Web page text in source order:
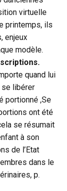
virtuelle
printemps, ils
enjeux
modèle.
quand lui
se libérer
portionné ,Se
ont été
se résumait
à son
de l’Etat
dans le
p.